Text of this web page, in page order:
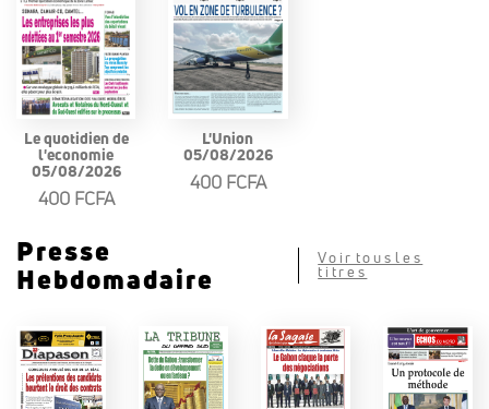
Le quotidien de
l'economie
05/08/2026
400 FCFA
L'Union
05/08/2026
400 FCFA
Presse
Hebdomadaire
Voir tous les
titres